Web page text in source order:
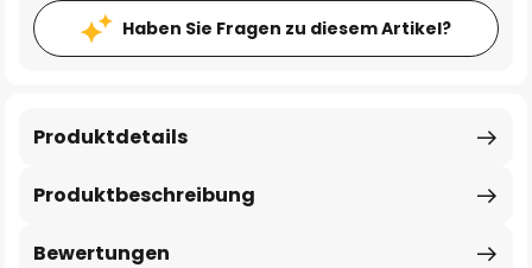
Haben Sie Fragen zu diesem Artikel?
Produktbeschreibung
Produktdetails
Bewertungen